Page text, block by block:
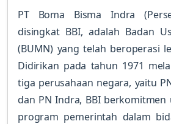
PT Boma Bisma Indra
disingkat BBI, adalah Badan
(BUMN) yang telah beroperasi
Didirikan pada tahun 1971
tiga perusahaan negara, yaitu
dan PN Indra, BBI
program pemerintah dalam